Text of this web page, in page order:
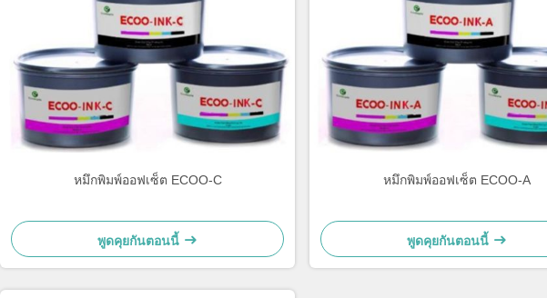
หมึกพิมพ์ออฟเซ็ต ECOO-C
พูดคุยกันตอนนี้
หมึกพิมพ์ออฟเซ็ต ECOO-A
พูดคุยกันตอนนี้